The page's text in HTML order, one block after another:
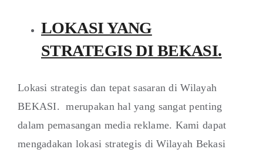
LOKASI YANG
STRATEGIS DI BEKASI.
Lokasi strategis dan tepat sasaran di Wilayah
BEKASI. merupakan hal yang sangat penting
dalam pemasangan media reklame. Kami dapat
mengadakan lokasi strategis di Wilayah Bekasi